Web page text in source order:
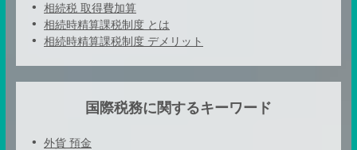
相続税 取得費加算
相続時精算課税制度 とは
相続時精算課税制度 デメリット
国際税務に関するキーワード
外貨 預金